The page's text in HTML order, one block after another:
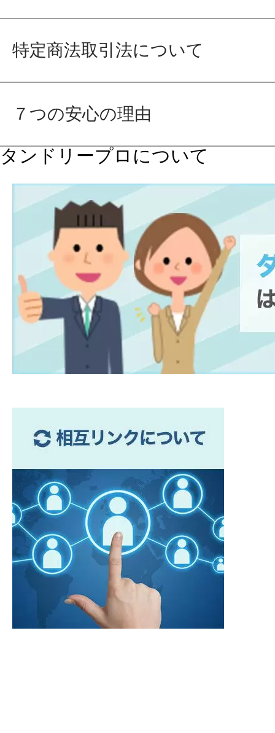
特定商法取引法について
７つの安心の理由
タンドリープロについて